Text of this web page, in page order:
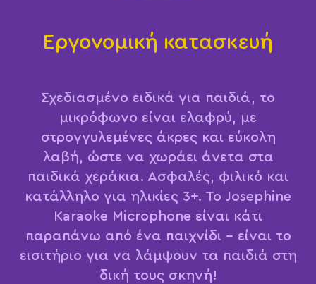
Εργονομική κατασκευή
Σχεδιασμένο ειδικά για παιδιά, το
μικρόφωνο είναι ελαφρύ, με
στρογγυλεμένες άκρες και εύκολη
λαβή, ώστε να χωράει άνετα στα
παιδικά χεράκια. Ασφαλές, φιλικό και
κατάλληλο για ηλικίες 3+. Το Josephine
Karaoke Microphone είναι κάτι
παραπάνω από ένα παιχνίδι – είναι το
εισιτήριο για να λάμψουν τα παιδιά στη
δική τους σκηνή!